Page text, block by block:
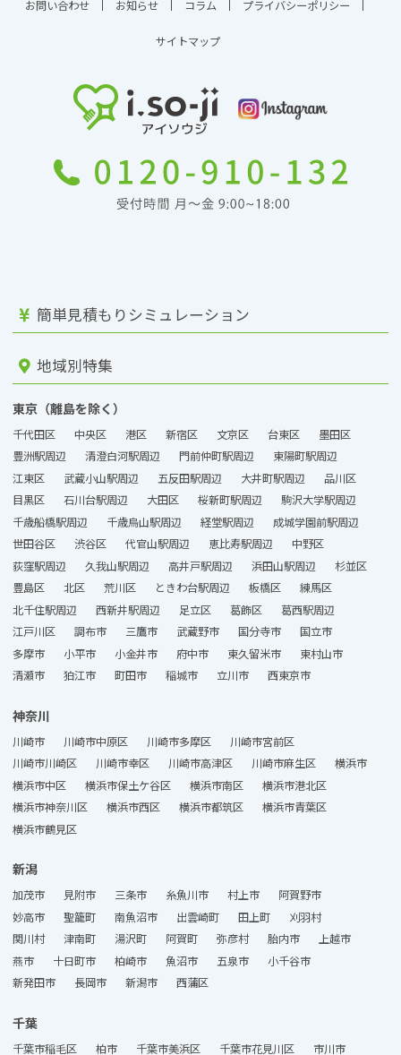
お問い合わせ お知らせ コラム プライバシーポリシー
サイトマップ
簡単見積もりシミュレーション
地域別特集
東京（離島を除く）
千代田区 中央区 港区 新宿区 文京区 台東区
墨田区
豊洲駅周辺
清澄白河駅周辺 門前仲町駅周辺
東陽町駅周辺
江東区
武蔵小山駅周辺 五反田駅周辺 大井町駅周辺
品川区
目黒区
石川台駅周辺 大田区 桜新町駅周辺
駒沢大学駅周辺
千歳船橋駅周辺
千歳烏山駅周辺 経堂駅周辺
成城学園前駅周辺
世田谷区
渋谷区 代官山駅周辺 恵比寿駅周辺
中野区
荻窪駅周辺
久我山駅周辺 高井戸駅周辺 浜田山駅周辺
杉並区
豊島区
北区 荒川区 ときわ台駅周辺 板橋区
練馬区
北千住駅周辺
西新井駅周辺 足立区 葛飾区
葛西駅周辺
江戸川区
調布市 三鷹市 武蔵野市 国分寺市
国立市
多摩市
小平市 小金井市 府中市 東久留米市
東村山市
清瀬市
狛江市 町田市 稲城市 立川市 西東京市
神奈川
川崎市 川崎市中原区 川崎市多摩区
川崎市宮前区
川崎市川崎区
川崎市幸区 川崎市高津区 川崎市麻生区
横浜市
横浜市中区
横浜市保土ケ谷区 横浜市南区
横浜市港北区
横浜市神奈川区
横浜市西区 横浜市都筑区
横浜市青葉区
横浜市鶴見区
新潟
加茂市 見附市 三条市 糸魚川市 村上市
阿賀野市
妙高市
聖籠町 南魚沼市 出雲崎町 田上町
刈羽村
関川村
津南町 湯沢町 阿賀町 弥彦村 胎内市
上越市
燕市
十日町市 柏崎市 魚沼市 五泉市
小千谷市
新発田市
長岡市 新潟市 西蒲区
千葉
千葉市稲毛区 柏市 千葉市美浜区 千葉市花見川区
市川市